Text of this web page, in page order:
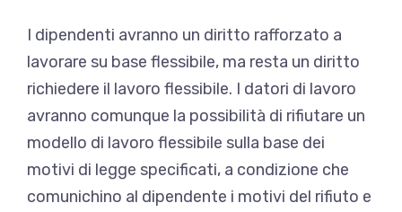
I dipendenti avranno un diritto rafforzato a
lavorare su base flessibile, ma resta un diritto
richiedere il lavoro flessibile. I datori di lavoro
avranno comunque la possibilità di rifiutare un
modello di lavoro flessibile sulla base dei
motivi di legge specificati, a condizione che
comunichino al dipendente i motivi del rifiuto e